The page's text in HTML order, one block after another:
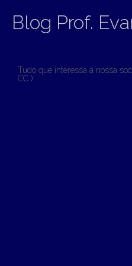
Blog Prof.
Tudo que interessa à nossa
CC )